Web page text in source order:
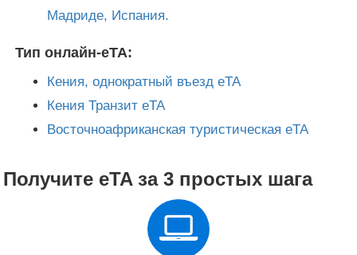
Мадриде, Испания.
Тип онлайн-eTA:
Кения, однократный въезд eTA
Кения Транзит eTA
Восточноафриканская туристическая eTA
Получите eTA за 3 простых шага